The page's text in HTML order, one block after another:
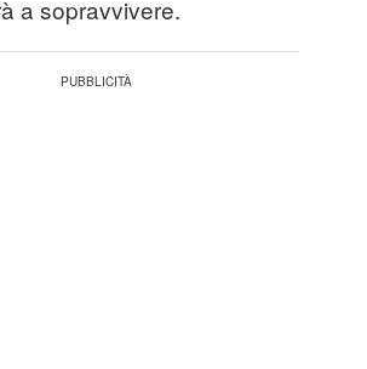
a sopravvivere.